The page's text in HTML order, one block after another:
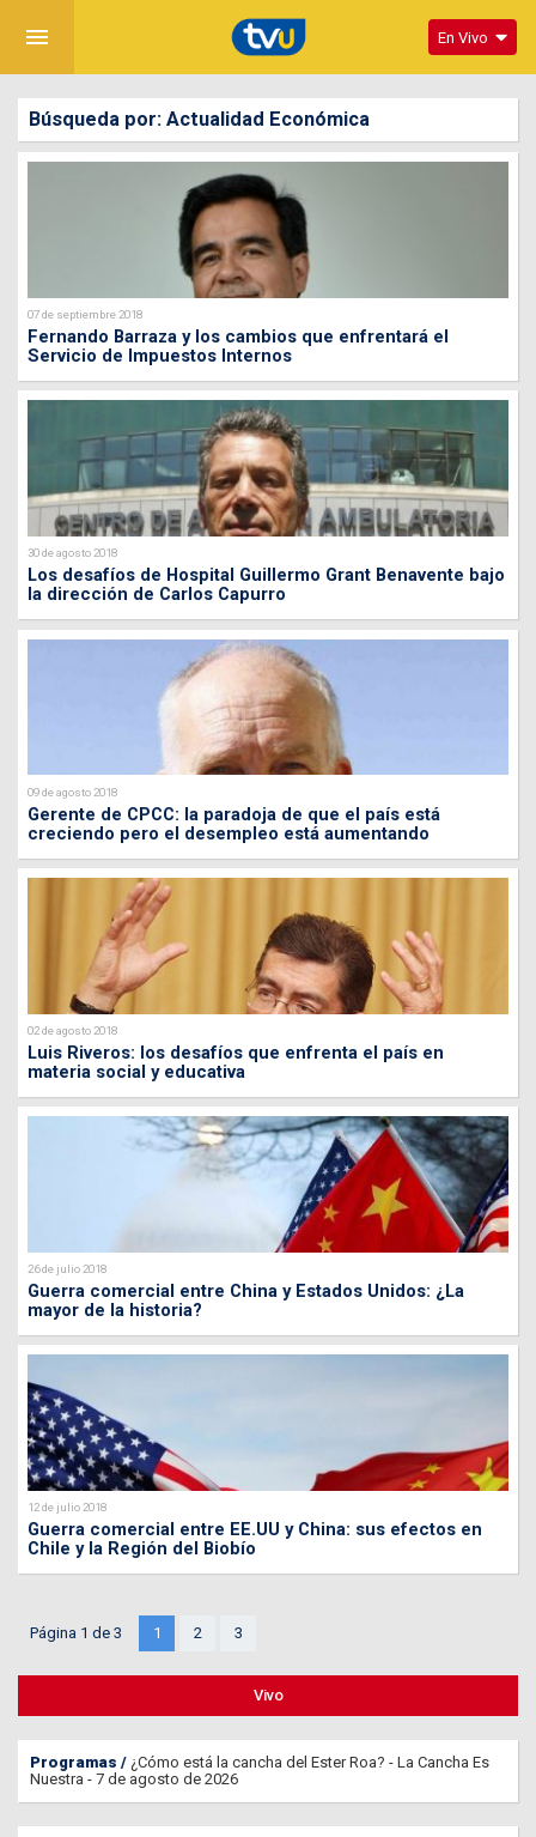
menu En Vivo
Búsqueda por: Actualidad Económica
07 de septiembre 2018
Fernando Barraza y los cambios que enfrentará el
Servicio de Impuestos Internos
30 de agosto 2018
Los desafíos de Hospital Guillermo Grant Benavente bajo
la dirección de Carlos Capurro
09 de agosto 2018
Gerente de CPCC: la paradoja de que el país está
creciendo pero el desempleo está aumentando
02 de agosto 2018
Luis Riveros: los desafíos que enfrenta el país en
materia social y educativa
26 de julio 2018
Guerra comercial entre China y Estados Unidos: ¿La
mayor de la historia?
12 de julio 2018
Guerra comercial entre EE.UU y China: sus efectos en
Chile y la Región del Biobío
Página 1 de 3 1 2 3
Vivo
Programas
¿Cómo está la cancha del Ester Roa? - La Cancha Es
Nuestra - 7 de agosto de 2026